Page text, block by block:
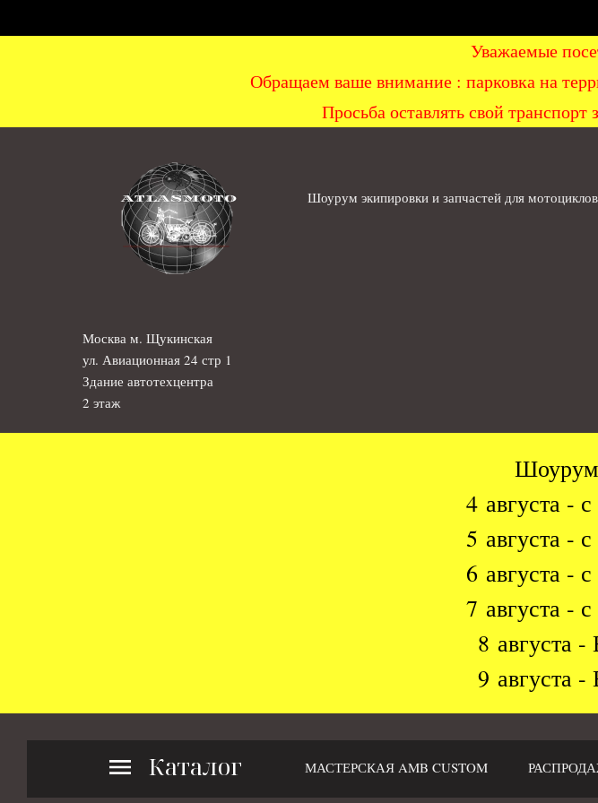
Уважаемые
Обращаем ваше внимание : парковка на
Просьба оставлять свой
Шоурум экипировки и запчастей для мотоциклов
Москва м. Щукинская
ул. Авиационная 24 стр 1
Здание автотехцентра
2 этаж
Шоурум
4 августа -
5 августа -
6 августа -
7 августа -
8
9
Каталог МАСТЕРСКАЯ AMB CUSTOM